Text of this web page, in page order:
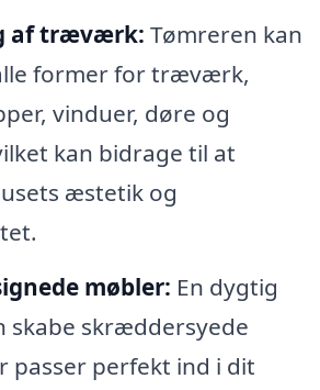
af træværk: Tømreren kan
former for træværk,
vinduer, døre og
kan bidrage til at
æstetik og
møbler: En dygtig
skabe skræddersyede
passer perfekt ind i dit